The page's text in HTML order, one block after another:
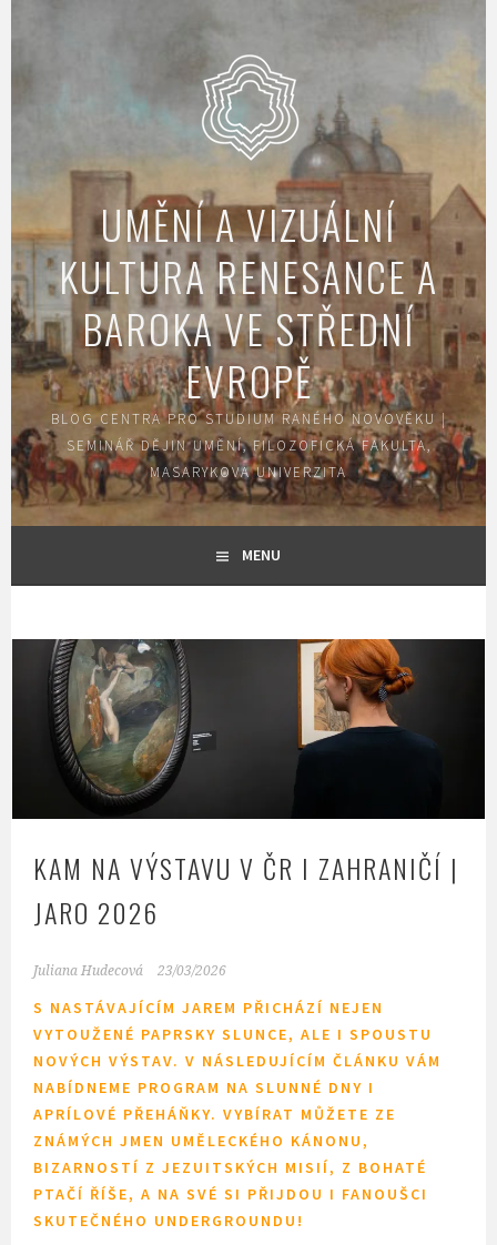
content
UMĚNÍ A VIZUÁLNÍ
KULTURA RENESANCE A
BAROKA VE STŘEDNÍ
EVROPĚ
BLOG CENTRA PRO STUDIUM RANÉHO NOVOVĚKU |
SEMINÁŘ DĚJIN UMĚNÍ, FILOZOFICKÁ FAKULTA,
MASARYKOVA UNIVERZITA
MENU
KAM NA VÝSTAVU V ČR I ZAHRANIČÍ |
JARO 2026
Juliana Hudecová 23/03/2026
S NASTÁVAJÍCÍM JAREM PŘICHÁZÍ NEJEN
VYTOUŽENÉ PAPRSKY SLUNCE, ALE I SPOUSTU
NOVÝCH VÝSTAV. V NÁSLEDUJÍCÍM ČLÁNKU VÁM
NABÍDNEME PROGRAM NA SLUNNÉ DNY I
APRÍLOVÉ PŘEHÁŇKY. VYBÍRAT MŮŽETE ZE
ZNÁMÝCH JMEN UMĚLECKÉHO KÁNONU,
BIZARNOSTÍ Z JEZUITSKÝCH MISIÍ, Z BOHATÉ
PTAČÍ ŘÍŠE, A NA SVÉ SI PŘIJDOU I FANOUŠCI
SKUTEČNÉHO UNDERGROUNDU!